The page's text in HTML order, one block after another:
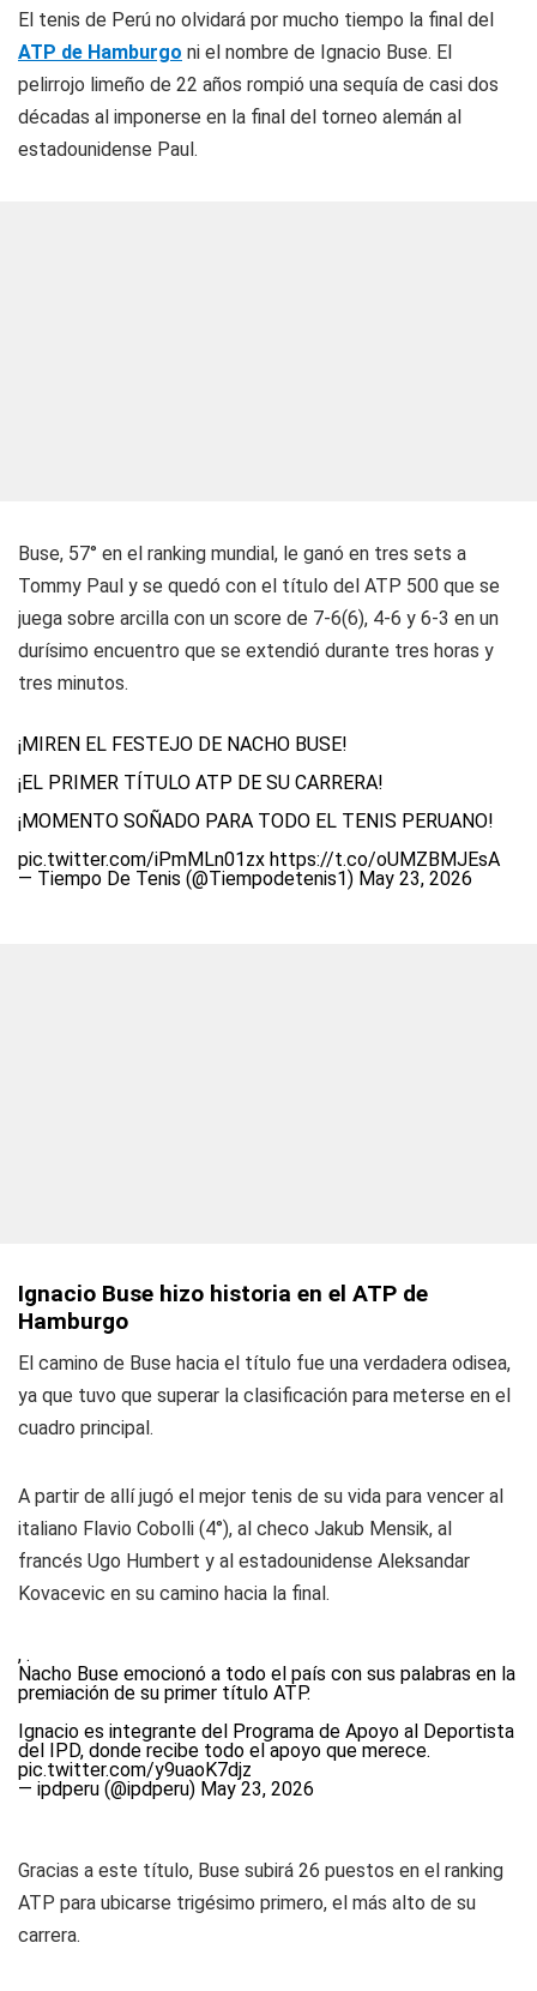
El tenis de Perú no olvidará por mucho tiempo la final del
ATP de Hamburgo ni el nombre de Ignacio Buse. El
pelirrojo limeño de 22 años rompió una sequía de casi dos
décadas al imponerse en la final del torneo alemán al
estadounidense Paul.
Buse, 57° en el ranking mundial, le ganó en tres sets a
Tommy Paul y se quedó con el título del ATP 500 que se
juega sobre arcilla con un score de 7-6(6), 4-6 y 6-3 en un
durísimo encuentro que se extendió durante tres horas y
tres minutos.
¡MIREN EL FESTEJO DE NACHO BUSE!
¡EL PRIMER TÍTULO ATP DE SU CARRERA!
¡MOMENTO SOÑADO PARA TODO EL TENIS PERUANO!
pic.twitter.com/iPmMLn01zx https://t.co/oUMZBMJEsA
— Tiempo De Tenis (@Tiempodetenis1) May 23, 2026
Ignacio Buse hizo historia en el ATP de
Hamburgo
El camino de Buse hacia el título fue una verdadera odisea,
ya que tuvo que superar la clasificación para meterse en el
cuadro principal.
A partir de allí jugó el mejor tenis de su vida para vencer al
italiano Flavio Cobolli (4°), al checo Jakub Mensik, al
francés Ugo Humbert y al estadounidense Aleksandar
Kovacevic en su camino hacia la final.
, .
Nacho Buse emocionó a todo el país con sus palabras en la
premiación de su primer título ATP.
Ignacio es integrante del Programa de Apoyo al Deportista
del IPD, donde recibe todo el apoyo que merece.
pic.twitter.com/y9uaoK7djz
— ipdperu (@ipdperu) May 23, 2026
Gracias a este título, Buse subirá 26 puestos en el ranking
ATP para ubicarse trigésimo primero, el más alto de su
carrera.